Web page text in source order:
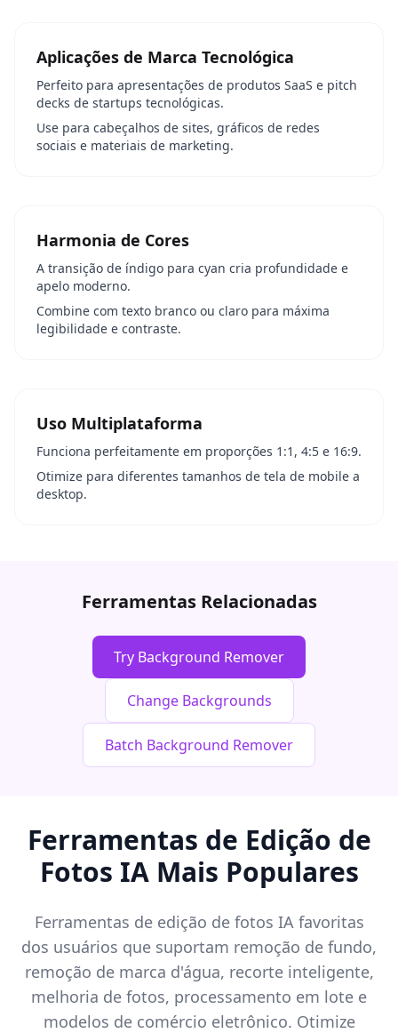
Aplicações de Marca Tecnológica
Perfeito para apresentações de produtos SaaS e pitch
decks de startups tecnológicas.
Use para cabeçalhos de sites, gráficos de redes
sociais e materiais de marketing.
Harmonia de Cores
A transição de índigo para cyan cria profundidade e
apelo moderno.
Combine com texto branco ou claro para máxima
legibilidade e contraste.
Uso Multiplataforma
Funciona perfeitamente em proporções 1:1, 4:5 e 16:9.
Otimize para diferentes tamanhos de tela de mobile a
desktop.
Ferramentas Relacionadas
Try Background Remover
Change Backgrounds
Batch Background Remover
Ferramentas de Edição de
Fotos IA Mais Populares
Ferramentas de edição de fotos IA favoritas
dos usuários que suportam remoção de fundo,
remoção de marca d'água, recorte inteligente,
melhoria de fotos, processamento em lote e
modelos de comércio eletrônico. Otimize